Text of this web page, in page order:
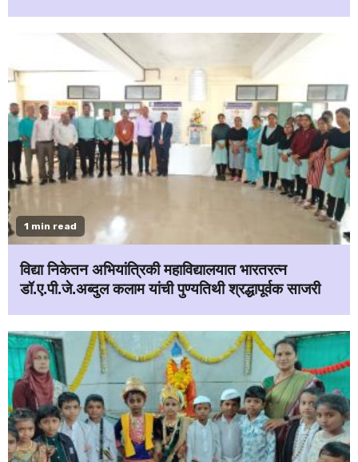
1 min read
विद्या निकेतन अभियांत्रिकी महाविद्यालयात भारतरत्न
डॉ.ए.पी.जे.अब्दुल कलाम यांची पुण्यतिथी श्रद्धापूर्वक साजरी